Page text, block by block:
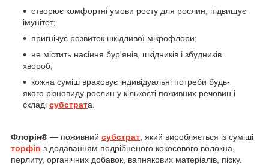
створює комфортні умови росту для рослин, підвищує
імунітет;
пригнічує розвиток шкідливої мікрофлори;
не містить насіння бур'янів, шкідників і збудників
хвороб;
кожна суміш враховує індивідуальні потреби будь-
якого різновиду рослин у кількості поживних речовин і
складі субстрата.
Флорін® — поживний субстрат , який виробляється із суміші
торфів з додаванням подрібненого кокосового волокна,
перлиту, органічних добавок, вапнякових матеріалів, піску.